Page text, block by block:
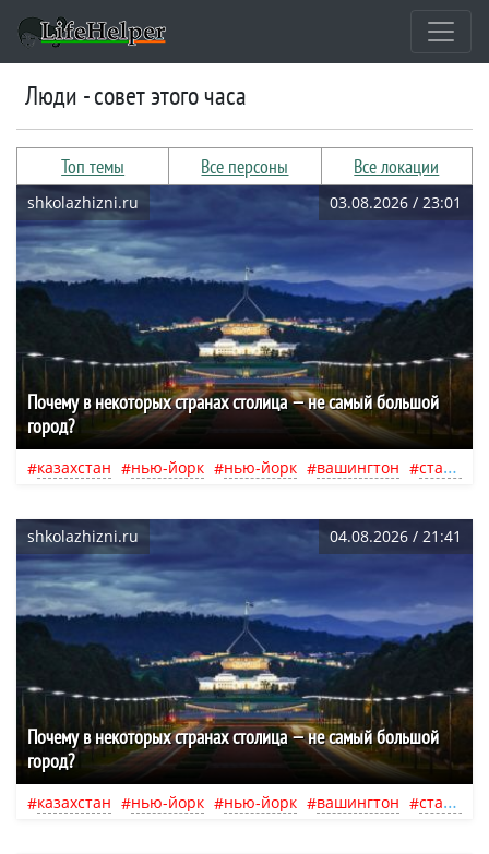
люди - совет этого часа
Топ темы Все персоны Все локации
shkolazhizni.ru 03.08.2026 / 23:01
Почему в некоторых странах столица — не самый большой
город?
казахстан нью-йорк нью-йорк вашингтон стамбул
shkolazhizni.ru 04.08.2026 / 21:41
Почему в некоторых странах столица — не самый большой
город?
казахстан нью-йорк нью-йорк вашингтон стамбул